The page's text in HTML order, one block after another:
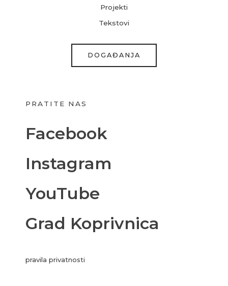
Projekti
Tekstovi
DOGAĐANJA
PRATITE NAS
Facebook
Instagram
YouTube
Grad Koprivnica
pravila privatnosti